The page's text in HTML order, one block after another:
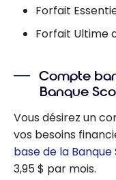
Forfait
Forfait Ultime
Compte
Banque
Vous désirez un
vos besoins
base de la Banque
3,95 $ par mois.